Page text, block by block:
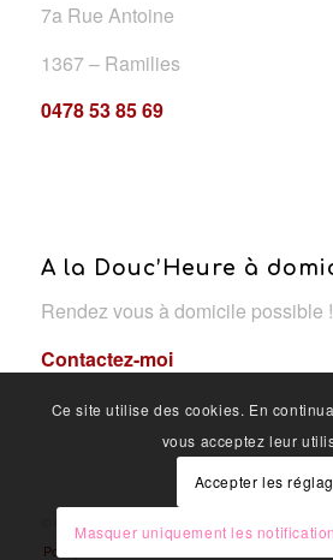
7a Rue Antoine
1367 – Ramilies
0478 53 85 69
A la Douc’Heure à
Rendez vous à domicile possible !
Contactez-moi
Politique de confidentialité
Ce site utilise des cookies. En
vous acceptez leur
Accepter les
Masquer uniquement les